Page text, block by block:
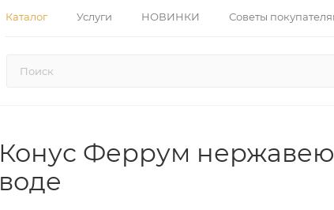
Каталог Услуги НОВИНКИ Советы
Конус Феррум
воде